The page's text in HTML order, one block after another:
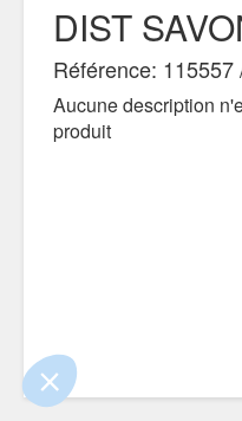
par
DIST
Référence: 115557
Aucune description
produit